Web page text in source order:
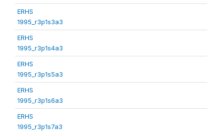
ERHS
1995_r3p1s3a3
ERHS
1995_r3p1s4a3
ERHS
1995_r3p1s5a3
ERHS
1995_r3p1s6a3
ERHS
1995_r3p1s7a3